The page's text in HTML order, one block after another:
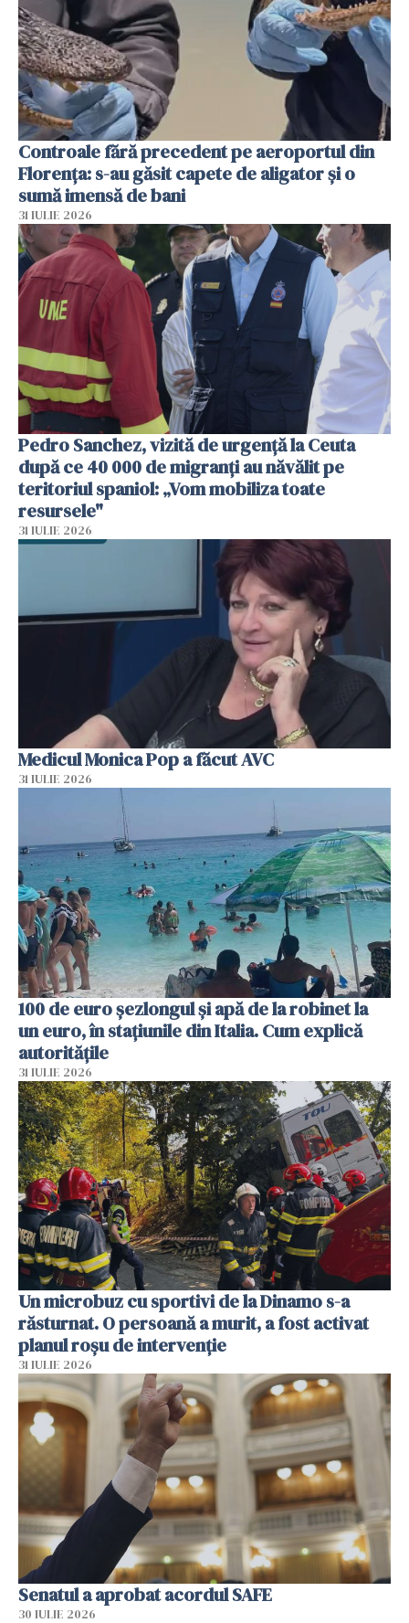
Controale fără precedent pe aeroportul din
Florența: s-au găsit capete de aligator și o
sumă imensă de bani
31 IULIE 2026
Pedro Sanchez, vizită de urgență la Ceuta
după ce 40 000 de migranți au năvălit pe
teritoriul spaniol: „Vom mobiliza toate
resursele"
31 IULIE 2026
Medicul Monica Pop a făcut AVC
31 IULIE 2026
100 de euro șezlongul și apă de la robinet la
un euro, în stațiunile din Italia. Cum explică
autoritățile
31 IULIE 2026
Un microbuz cu sportivi de la Dinamo s-a
răsturnat. O persoană a murit, a fost activat
planul roșu de intervenție
31 IULIE 2026
Senatul a aprobat acordul SAFE
30 IULIE 2026